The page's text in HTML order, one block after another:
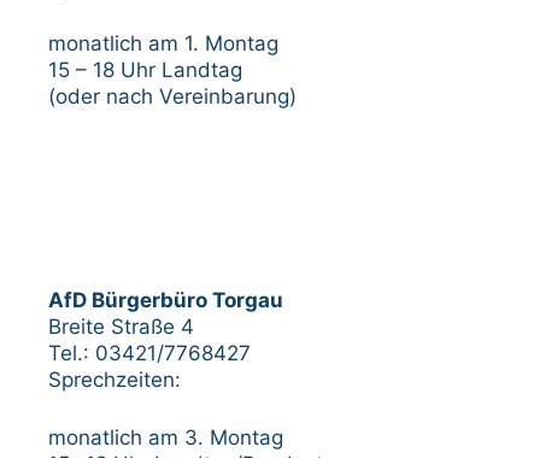
monatlich am 1. Montag
15 – 18 Uhr Landtag
(oder nach Vereinbarung)
AfD Bürgerbüro Torgau
Breite Straße 4
Tel.: 03421/7768427
Sprechzeiten:
monatlich am 3. Montag